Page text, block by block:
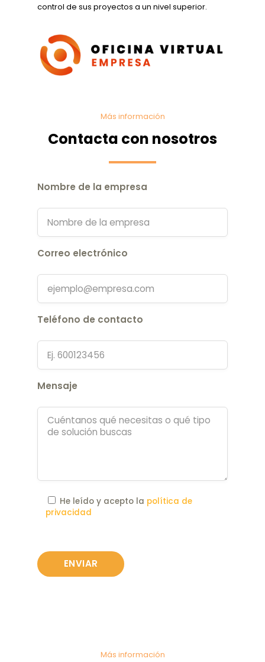
control de sus proyectos a un nivel superior.
Más información
Contacta con nosotros
Nombre de la empresa
Correo electrónico
Teléfono de contacto
Mensaje
He leído y acepto la política de
privacidad
Más información